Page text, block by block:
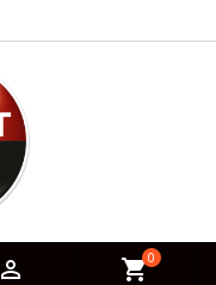
 shopping_cart0